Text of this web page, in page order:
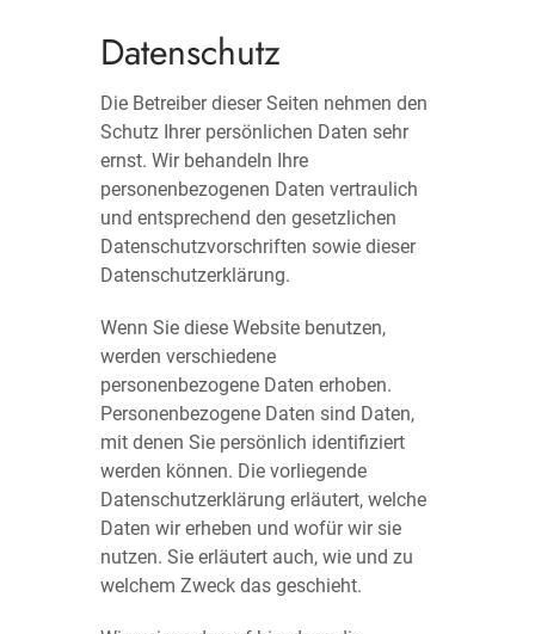
Datenschutz
Die Betreiber dieser Seiten nehmen den
Schutz Ihrer persönlichen Daten sehr
ernst. Wir behandeln Ihre
personenbezogenen Daten vertraulich
und entsprechend den gesetzlichen
Datenschutzvorschriften sowie dieser
Datenschutzerklärung.
Wenn Sie diese Website benutzen,
werden verschiedene
personenbezogene Daten erhoben.
Personenbezogene Daten sind Daten,
mit denen Sie persönlich identifiziert
werden können. Die vorliegende
Datenschutzerklärung erläutert, welche
Daten wir erheben und wofür wir sie
nutzen. Sie erläutert auch, wie und zu
welchem Zweck das geschieht.